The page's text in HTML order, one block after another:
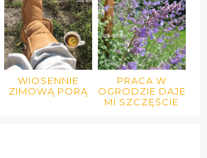
WIOSENNIE
ZIMOWĄ PORĄ
PRACA W
OGRODZIE DAJE
MI SZCZĘŚCIE